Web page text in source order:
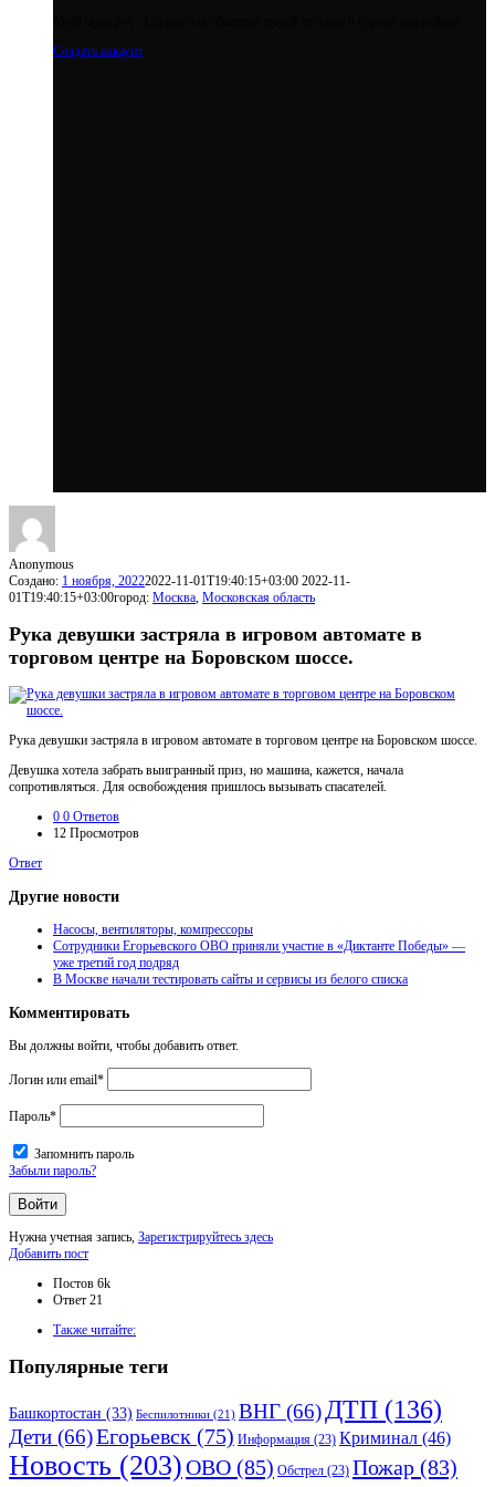
Создать аккаунт
Anonymous
Создано: 1 ноября, 20222022-11-01T19:40:15+03:00 2022-11-
01T19:40:15+03:00город: Москва, Московская область
Рука девушки застряла в игровом автомате в
торговом центре на Боровском шоссе.
Рука девушки застряла в игровом автомате в торговом центре на Боровском шоссе.
Девушка хотела забрать выигранный приз, но машина, кажется, начала
сопротивляться. Для освобождения пришлось вызывать спасателей.
0 0 Ответов
12 Просмотров
Ответ
Другие новости
Насосы, вентиляторы, компрессоры
Сотрудники Егорьевского ОВО приняли участие в «Диктанте Победы» —
уже третий год подряд
В Москве начали тестировать сайты и сервисы из белого списка
Комментировать
Вы должны войти, чтобы добавить ответ.
Логин или email*
Пароль*
Запомнить пароль
Забыли пароль?
Нужна учетная запись, Зарегистрируйтесь здесь
Боковая
Добавить пост
Статистика
Постов 6k
Ответ 21
Также читайте:
Популярные теги
Башкортостан (33) Беспилотники (21) ВНГ (66) ДТП (136)
Дети (66)Егорьевск (75) Информация (23) Криминал (46)
Новость (203)ОВО (85) Обстрел (23) Пожар (83)